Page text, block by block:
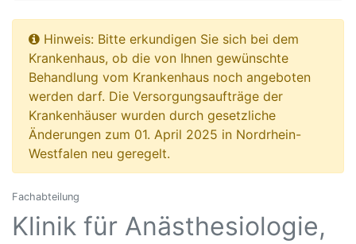
Hinweis: Bitte erkundigen Sie sich bei dem
Krankenhaus, ob die von Ihnen gewünschte
Behandlung vom Krankenhaus noch angeboten
werden darf. Die Versorgungsaufträge der
Krankenhäuser wurden durch gesetzliche
Änderungen zum 01. April 2025 in Nordrhein-
Westfalen neu geregelt.
Fachabteilung
Klinik für Anästhesiologie,